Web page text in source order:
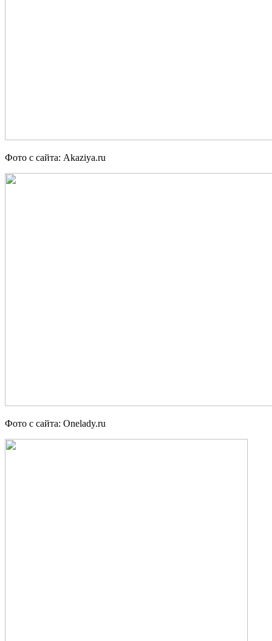
Фото с сайта: Akaziya.ru
Фото с сайта: Onelady.ru